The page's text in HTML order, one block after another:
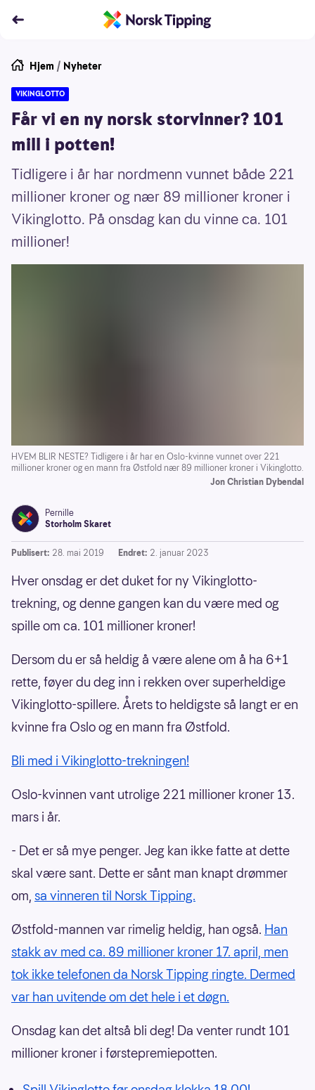
Hjem / Nyheter
VIKINGLOTTO
Får vi en ny norsk storvinner? 101
mill i potten!
Tidligere i år har nordmenn vunnet både 221
millioner kroner og nær 89 millioner kroner i
Vikinglotto. På onsdag kan du vinne ca. 101
millioner!
HVEM BLIR NESTE? Tidligere i år har en Oslo-kvinne vunnet over 221
millioner kroner og en mann fra Østfold nær 89 millioner kroner i Vikinglotto.
Jon Christian Dybendal
Pernille
Storholm Skaret
Publisert: 28. mai 2019 Endret: 2. januar 2023
Hver onsdag er det duket for ny Vikinglotto-
trekning, og denne gangen kan du være med og
spille om ca. 101 millioner kroner!
Dersom du er så heldig å være alene om å ha 6+1
rette, føyer du deg inn i rekken over superheldige
Vikinglotto-spillere. Årets to heldigste så langt er en
kvinne fra Oslo og en mann fra Østfold.
Bli med i Vikinglotto-trekningen!
Oslo-kvinnen vant utrolige 221 millioner kroner 13.
mars i år.
- Det er så mye penger. Jeg kan ikke fatte at dette
skal være sant. Dette er sånt man knapt drømmer
om, sa vinneren til Norsk Tipping.
Østfold-mannen var rimelig heldig, han også. Han
stakk av med ca. 89 millioner kroner 17. april, men
tok ikke telefonen da Norsk Tipping ringte. Dermed
var han uvitende om det hele i et døgn.
Onsdag kan det altså bli deg! Da venter rundt 101
millioner kroner i førstepremiepotten.